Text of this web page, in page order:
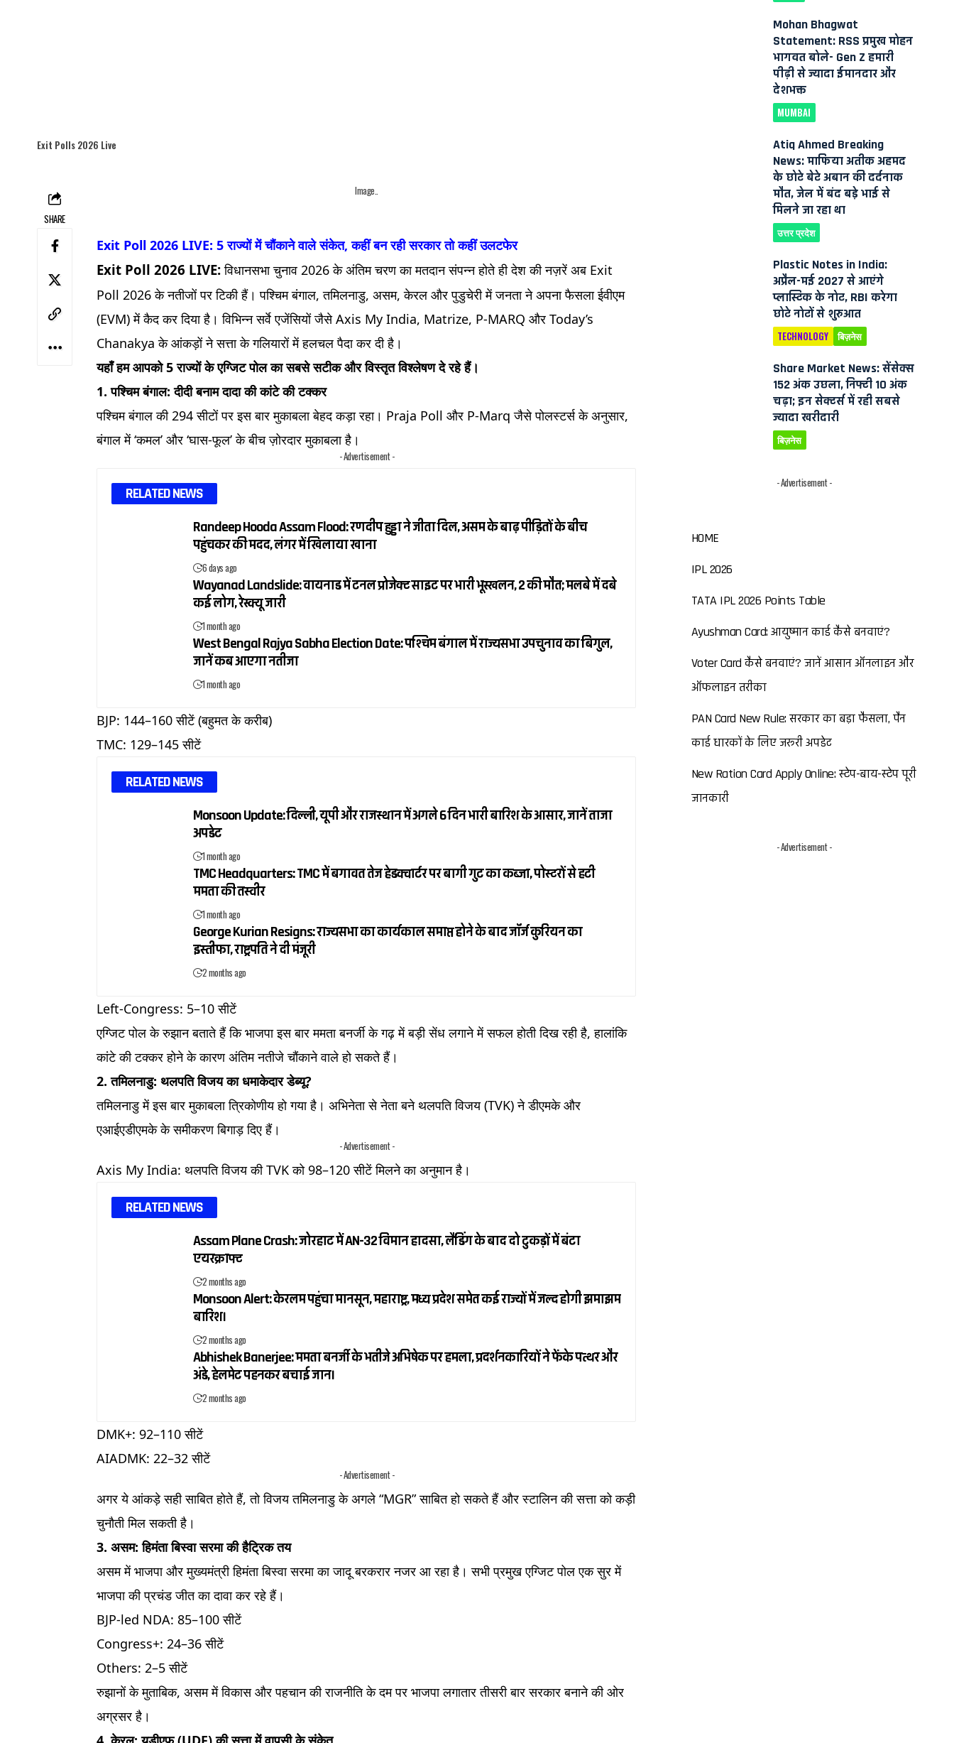
Exit Polls 2026 Live
SHARE
Image..
Exit Poll 2026 LIVE: 5 राज्यों में चौंकाने वाले संकेत, कहीं बन रही सरकार तो कहीं उलटफेर
Exit Poll 2026 LIVE:विधानसभा चुनाव 2026 के अंतिम चरण का मतदान संपन्न होते ही देश की नज़रें अब Exit
Poll 2026 के नतीजों पर टिकी हैं। पश्चिम बंगाल, तमिलनाडु, असम, केरल और पुडुचेरी में जनता ने अपना फैसला ईवीएम
(EVM) में कैद कर दिया है। विभिन्न सर्वे एजेंसियों जैसे Axis My India, Matrize, P-MARQ और Today’s
Chanakya के आंकड़ों ने सत्ता के गलियारों में हलचल पैदा कर दी है।
यहाँ हम आपको 5 राज्यों के एग्जिट पोल का सबसे सटीक और विस्तृत विश्लेषण दे रहे हैं।
1. पश्चिम बंगाल: दीदी बनाम दादा की कांटे की टक्कर
पश्चिम बंगाल की 294 सीटों पर इस बार मुकाबला बेहद कड़ा रहा। Praja Poll और P-Marq जैसे पोलस्टर्स के अनुसार,
बंगाल में ‘कमल’ और ‘घास-फूल’ के बीच ज़ोरदार मुकाबला है।
- Advertisement -
RELATED NEWS
Randeep Hooda Assam Flood: रणदीप हुड्डा ने जीता दिल, असम के बाढ़ पीड़ितों के बीच
पहुंचकर की मदद, लंगर में खिलाया खाना
6 days ago
Wayanad Landslide: वायनाड में टनल प्रोजेक्ट साइट पर भारी भूस्खलन, 2 की मौत; मलबे में दबे
कई लोग, रेस्क्यू जारी
1 month ago
West Bengal Rajya Sabha Election Date: पश्चिम बंगाल में राज्यसभा उपचुनाव का बिगुल,
जानें कब आएगा नतीजा
1 month ago
BJP: 144–160 सीटें (बहुमत के करीब)
TMC: 129–145 सीटें
RELATED NEWS
Monsoon Update: दिल्ली, यूपी और राजस्थान में अगले 6 दिन भारी बारिश के आसार, जानें ताजा
अपडेट
1 month ago
TMC Headquarters: TMC में बगावत तेज हेडक्वार्टर पर बागी गुट का कब्जा, पोस्टरों से हटी
ममता की तस्वीर
1 month ago
George Kurian Resigns: राज्यसभा का कार्यकाल समाप्त होने के बाद जॉर्ज कुरियन का
इस्तीफा, राष्ट्रपति ने दी मंजूरी
2 months ago
Left-Congress: 5–10 सीटें
एग्जिट पोल के रुझान बताते हैं कि भाजपा इस बार ममता बनर्जी के गढ़ में बड़ी सेंध लगाने में सफल होती दिख रही है, हालांकि
कांटे की टक्कर होने के कारण अंतिम नतीजे चौंकाने वाले हो सकते हैं।
2. तमिलनाडु: थलपति विजय का धमाकेदार डेब्यू?
तमिलनाडु में इस बार मुकाबला त्रिकोणीय हो गया है। अभिनेता से नेता बने थलपति विजय (TVK) ने डीएमके और
एआईएडीएमके के समीकरण बिगाड़ दिए हैं।
- Advertisement -
Axis My India: थलपति विजय की TVK को 98–120 सीटें मिलने का अनुमान है।
RELATED NEWS
Assam Plane Crash: जोरहाट में AN-32 विमान हादसा, लैंडिंग के बाद दो टुकड़ों में बंटा
एयरक्राफ्ट
2 months ago
Monsoon Alert: केरलम पहुंचा मानसून, महाराष्ट्र, मध्य प्रदेश समेत कई राज्यों में जल्द होगी झमाझम
बारिश।
2 months ago
Abhishek Banerjee: ममता बनर्जी के भतीजे अभिषेक पर हमला, प्रदर्शनकारियों ने फेंके पत्थर और
अंडे, हेलमेट पहनकर बचाई जान।
2 months ago
DMK+: 92–110 सीटें
AIADMK: 22–32 सीटें
- Advertisement -
अगर ये आंकड़े सही साबित होते हैं, तो विजय तमिलनाडु के अगले “MGR” साबित हो सकते हैं और स्टालिन की सत्ता को कड़ी
चुनौती मिल सकती है।
3. असम: हिमंता बिस्वा सरमा की हैट्रिक तय
असम में भाजपा और मुख्यमंत्री हिमंता बिस्वा सरमा का जादू बरकरार नजर आ रहा है। सभी प्रमुख एग्जिट पोल एक सुर में
भाजपा की प्रचंड जीत का दावा कर रहे हैं।
BJP-led NDA: 85–100 सीटें
Congress+: 24–36 सीटें
Others: 2–5 सीटें
रुझानों के मुताबिक, असम में विकास और पहचान की राजनीति के दम पर भाजपा लगातार तीसरी बार सरकार बनाने की ओर
अग्रसर है।
Mohan Bhagwat
Statement: RSS प्रमुख मोहन
भागवत बोले- Gen Z हमारी
पीढ़ी से ज्यादा ईमानदार और
देशभक्त
MUMBAI
Atiq Ahmed Breaking
News: माफिया अतीक अहमद
के छोटे बेटे अबान की दर्दनाक
मौत, जेल में बंद बड़े भाई से
मिलने जा रहा था
उत्तर प्रदेश
Plastic Notes in India:
अप्रैल-मई 2027 से आएंगे
प्लास्टिक के नोट, RBI करेगा
छोटे नोटों से शुरुआत
TECHNOLOGY बिज़नेस
Share Market News: सेंसेक्स
152 अंक उछला, निफ्टी 10 अंक
चढ़ा; इन सेक्टर्स में रही सबसे
ज्यादा खरीदारी
बिज़नेस
- Advertisement -
HOME
IPL 2026
TATA IPL 2026 Points Table
Ayushman Card: आयुष्मान कार्ड कैसे बनवाएं?
Voter Card कैसे बनवाएं? जानें आसान ऑनलाइन और
ऑफलाइन तरीका
PAN Card New Rule: सरकार का बड़ा फैसला, पैन
कार्ड धारकों के लिए जरूरी अपडेट
New Ration Card Apply Online: स्टेप-बाय-स्टेप पूरी
जानकारी
- Advertisement -